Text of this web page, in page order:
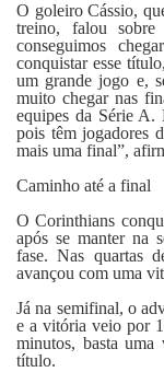
O goleiro Cássio,
treino, falou
conseguimos
conquistar esse
um grande jogo e,
muito chegar nas
equipes da Série
pois têm jogadores
mais uma final”,
Caminho até a final
O Corinthians
após se manter na
fase. Nas quartas
avançou com uma
Já na semifinal, o
e a vitória veio por
minutos, basta
título.